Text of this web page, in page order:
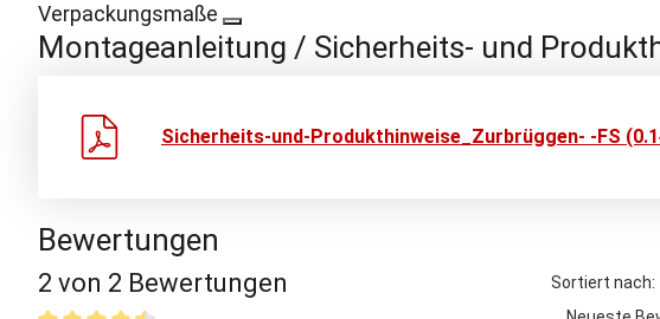
Verpackungsmaße
Montageanleitung / Sicherheits- und
Sicherheits-und-Produkthinweise_Zurbrüggen- -FS
Bewertungen
2 von 2 Bewertungen Sortiert nach: